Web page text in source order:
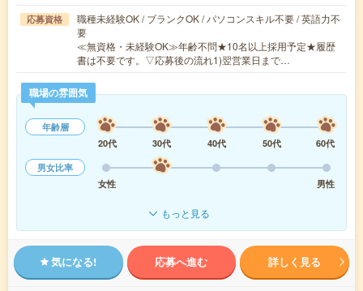
応募資格
職種未経験OK / ブランクOK / パソコンスキル不要 / 英語力不
要
≪無資格・未経験OK≫年齢不問★10名以上採用予定★履歴
書は不要です。▽応募後の流れ1)翌営業日まで…
職場の雰囲気
年齢層
20代
30代 40代 50代
60代
男女比率
女性
男性
もっと見る
気になる! 応募へ進む 詳しく見る